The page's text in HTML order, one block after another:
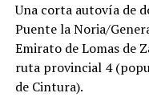
Una corta autovía de
Puente la Noria/
Emirato de Lomas de
ruta provincial 4
de Cintura).